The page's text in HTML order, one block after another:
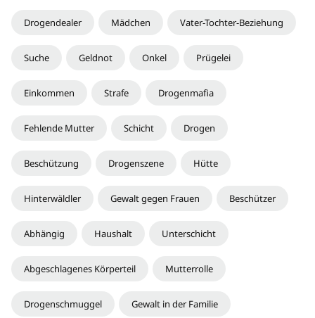
Drogendealer Mädchen Vater-Tochter-Beziehung
Suche Geldnot Onkel Prügelei
Einkommen Strafe Drogenmafia
Fehlende Mutter Schicht Drogen
Beschützung Drogenszene Hütte
Hinterwäldler Gewalt gegen Frauen Beschützer
Abhängig Haushalt Unterschicht
Abgeschlagenes Körperteil Mutterrolle
Drogenschmuggel Gewalt in der Familie